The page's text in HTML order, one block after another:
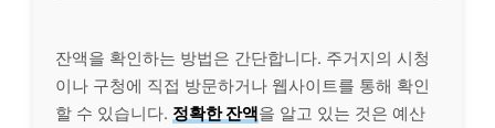
잔액을 확인하는 방법은 간단합니다. 주거지의 시청
이나 구청에 직접 방문하거나 웹사이트를 통해 확인
할 수 있습니다. 정확한 잔액을 알고 있는 것은 예산